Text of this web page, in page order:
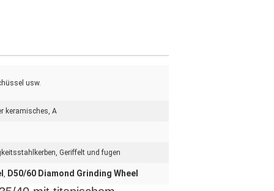
usw.
keramisches, A
Geriffelt und fugen
, D50/60 Diamond Grinding Wheel